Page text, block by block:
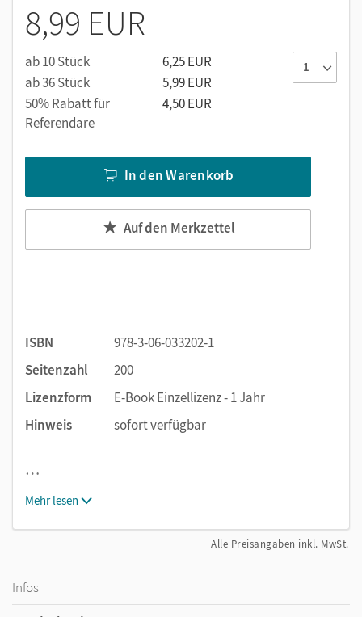
8,99 EUR
ab 10 Stück
6,25 EUR
ab 36 Stück
5,99 EUR
50% Rabatt für
Referendare
4,50 EUR
In den Warenkorb
Auf den Merkzettel
ISBN
978-3-06-033202-1
Seitenzahl
200
Lizenzform
E-Book Einzellizenz - 1 Jahr
Hinweis
sofort verfügbar
…
Mehr lesen
Alle Preisangaben inkl. MwSt.
Infos